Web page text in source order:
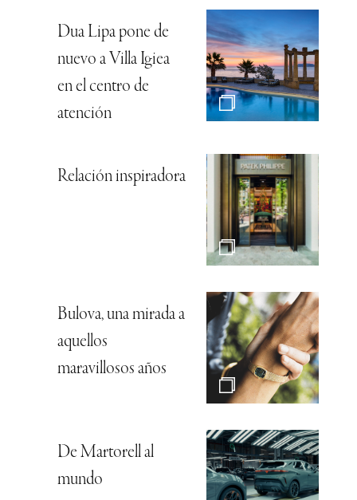
Dua Lipa pone de
nuevo a Villa Igiea
en el centro de
atención
Relación inspiradora
Bulova, una mirada a
aquellos
maravillosos años
De Martorell al
mundo